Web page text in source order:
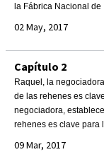
la Fábrica Nacional
02 May, 2017
Capítulo 2
Raquel, la
de las rehenes es
negociadora,
rehenes es clave para
09 Mar, 2017